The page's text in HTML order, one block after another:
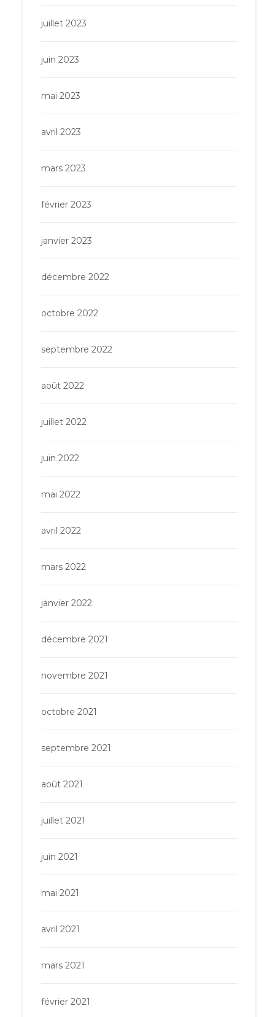
juillet 2023
juin 2023
mai 2023
avril 2023
mars 2023
février 2023
janvier 2023
décembre 2022
octobre 2022
septembre 2022
août 2022
juillet 2022
juin 2022
mai 2022
avril 2022
mars 2022
janvier 2022
décembre 2021
novembre 2021
octobre 2021
septembre 2021
août 2021
juillet 2021
juin 2021
mai 2021
avril 2021
mars 2021
février 2021